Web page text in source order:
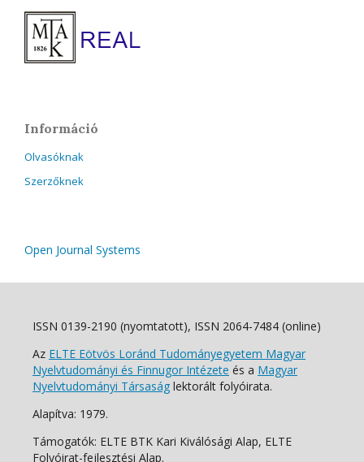
Információ
Olvasóknak
Szerzőknek
Open Journal Systems
ISSN 0139-2190 (nyomtatott), ISSN 2064-7484 (online)
Az ELTE Eötvös Loránd Tudományegyetem Magyar
Nyelvtudományi és Finnugor Intézete és a Magyar
Nyelvtudományi Társaság lektorált folyóirata.
Alapítva: 1979.
Támogatók: ELTE BTK Kari Kiválósági Alap, ELTE
Folyóirat-fejlesztési Alap.